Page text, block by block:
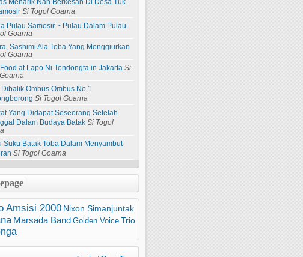
Menarik Nan Berkesan Di Desa Tuk
Si Togol Goarna
Pulau Samosir ~ Pulau Dalam Pulau
Goarna
Sashimi Ala Toba Yang Menggiurkan
Goarna
at Lapo Ni Tondongta in Jakarta Si
Ombus Ombus No.1
Si Togol Goarna
Yang Didapat Seseorang Setelah
Dalam Budaya Batak Si Togol
Suku Batak Toba Dalam Menyambut
Si Togol Goarna
Amsisi 2000 Nixon Simanjuntak
Marsada Band Golden Voice Trio